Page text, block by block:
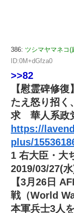
386: ツシマヤマネコ(
ID:0M+dGfza0
>>82
【慰霊碑修
たえ怒り招く
求 華人系政
https://
plus/
1 右大臣・大
2019/03/27(
【3月26日
戦（World
本軍兵士3人